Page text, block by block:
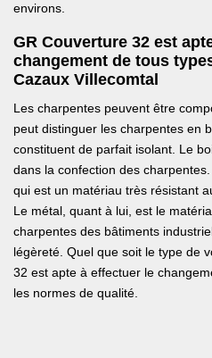
environs.
GR Couverture 32 est
changement de tous
Cazaux Villecomtal
Les charpentes peuvent être
peut distinguer les charpentes en
constituent de parfait isolant. Le
dans la confection des
qui est un matériau très résistant
Le métal, quant à lui, est le
charpentes des bâtiments
légèreté. Quel que soit le type de
32 est apte à effectuer le
les normes de qualité.